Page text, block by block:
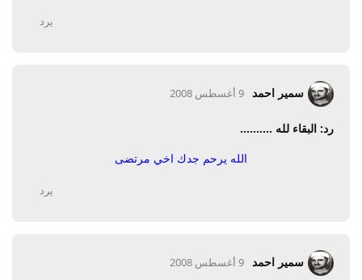
يرد
سمير احمد 9 أغسطس 2008
رد: البقاء لله ..........
الله يرحم جدك اخي مرتضى
يرد
سمير احمد 9 أغسطس 2008